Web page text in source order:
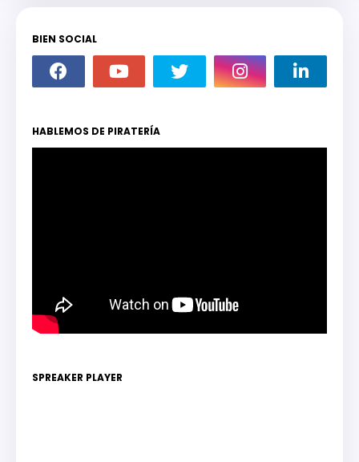
BIEN SOCIAL
HABLEMOS DE PIRATERÍA
SPREAKER PLAYER